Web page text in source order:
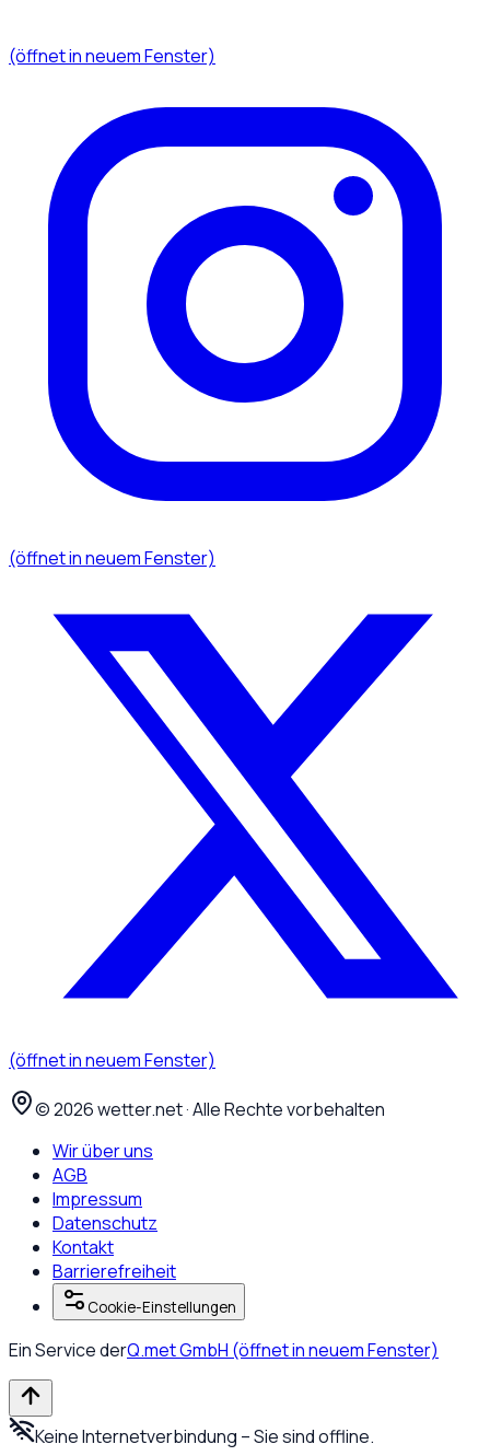
(öffnet in neuem Fenster)
(öffnet in neuem Fenster)
(öffnet in neuem Fenster)
©2026wetter.net · Alle Rechte vorbehalten
Wir über uns
AGB
Impressum
Datenschutz
Kontakt
Barrierefreiheit
Cookie-Einstellungen
Ein Service derQ.met GmbH (öffnet in neuem Fenster)
Keine Internetverbindung – Sie sind offline.